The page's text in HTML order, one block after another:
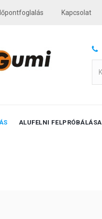
Kapcsolat
ALUFELNI FELPRÓBÁLÁSA